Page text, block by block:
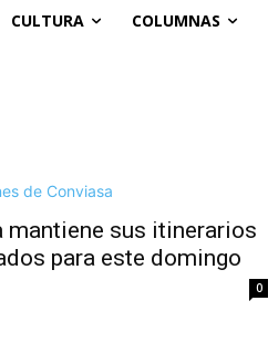
CULTURA COLUMNAS
mantiene sus itinerarios
para este domingo
0